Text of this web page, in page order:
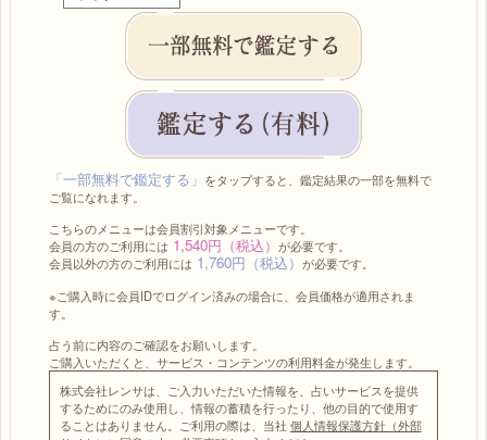
「一部無料で鑑定する」 をタップすると、鑑定結果の一部を無料で
ご覧になれます。
こちらのメニューは会員割引対象メニューです。
会員の方のご利用には 1,540円（税込） が必要です。
会員以外の方のご利用には 1,760円（税込） が必要です。
※ご購入時に会員IDでログイン済みの場合に、会員価格が適用されま
す。
占う前に内容のご確認をお願いします。
ご購入いただくと、サービス・コンテンツの利用料金が発生します。
株式会社レンサは、ご入力いただいた情報を、占いサービスを提供
するためにのみ使用し、情報の蓄積を行ったり、他の目的で使用す
ることはありません。ご利用の際は、当社 個人情報保護方針（外部